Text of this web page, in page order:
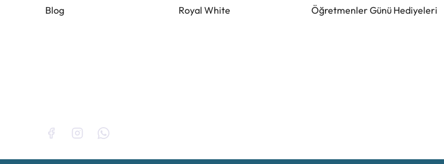
Blog
Royal White
Öğretmenler Günü Hediyeleri